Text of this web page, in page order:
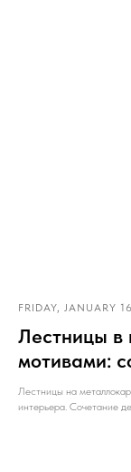
FRIDAY, JANUARY 16
Лестницы в
мотивами:
Лестницы на
интерьера. Сочетание